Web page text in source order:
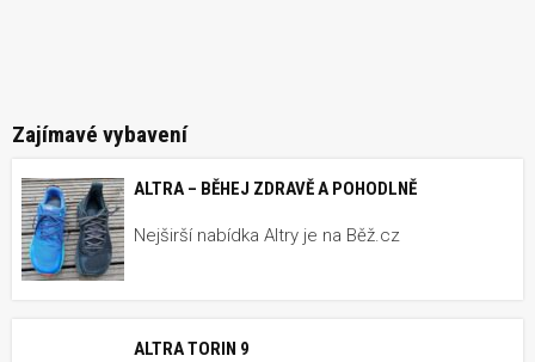
Zajímavé vybavení
ALTRA – BĚHEJ ZDRAVĚ A POHODLNĚ
Nejširší nabídka Altry je na Běž.cz
ALTRA TORIN 9